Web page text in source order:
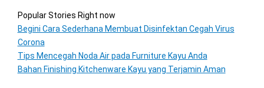
Popular Stories Right now
Begini Cara Sederhana Membuat Disinfektan Cegah Virus
Corona
Tips Mencegah Noda Air pada Furniture Kayu Anda
Bahan Finishing Kitchenware Kayu yang Terjamin Aman